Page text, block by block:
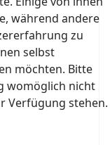
während andere
zu
selbst
möchten. Bitte
womöglich nicht
Verfügung stehen.